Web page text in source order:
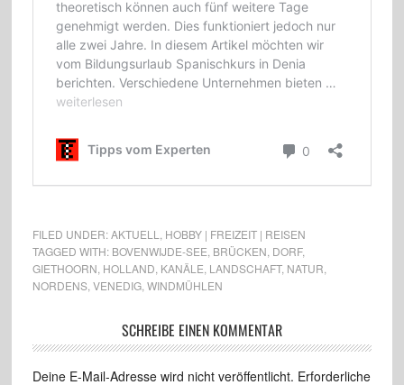
FILED UNDER:AKTUELL
HOBBY | FREIZEIT | REISEN
TAGGED WITH: BOVENWIJDE-SEE BRÜCKEN DORF,
GIETHOORN HOLLAND KANÄLE LANDSCHAFT, NATUR
NORDENS, VENEDIG, WINDMÜHLEN
SCHREIBE EINEN KOMMENTAR
Deine E-Mail-Adresse wird nicht veröffentlicht. Erforderliche